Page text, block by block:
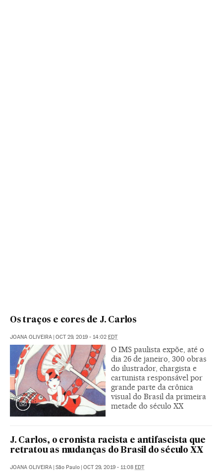
Os traços e cores de J. Carlos
JOANA OLIVEIRA | OCT 29, 2019 - 14:02 EDT
O IMS paulista expõe, até o
dia 26 de janeiro, 300 obras
do ilustrador, chargista e
cartunista responsável por
grande parte da crônica
visual do Brasil da primeira
metade do século XX
J. Carlos, o cronista racista e antifascista que
retratou as mudanças do Brasil do século XX
JOANA OLIVEIRA | São Paulo | OCT 29, 2019 - 11:08 EDT